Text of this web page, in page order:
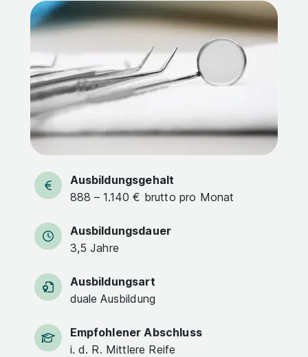
Ausbildungsgehalt
888 – 1.140 € brutto pro Monat
Ausbildungsdauer
3,5 Jahre
Ausbildungsart
duale Ausbildung
Empfohlener Abschluss
i. d. R. Mittlere Reife